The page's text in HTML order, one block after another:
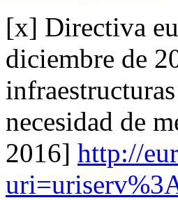
[x] Directiva
diciembre de
necesidad de
2016] http://